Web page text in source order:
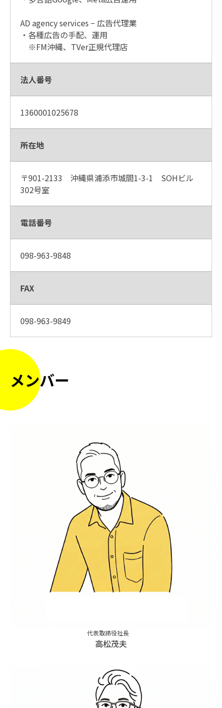
AD agency services − 広告代理業
・各種広告の手配、運用
※FM沖縄、TVer正規代理店
法人番号
1360001025678
所在地
〒901-2133 沖縄県浦添市城間1-3-1 SOHビル
302号室
電話番号
098-963-9848
FAX
098-963-9849
メンバー
代表取締役社長
高松茂夫